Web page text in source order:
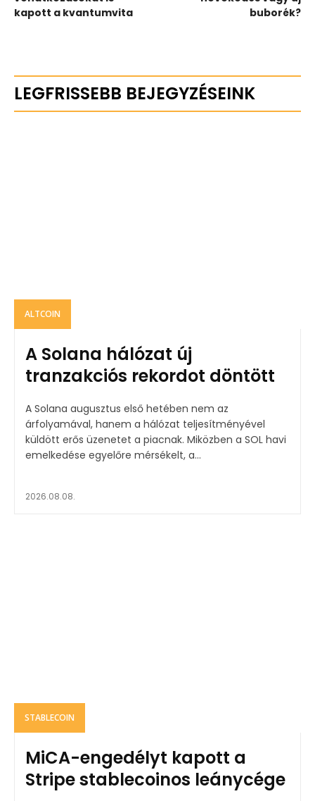
kapott a kvantumvita
buborék?
LEGFRISSEBB BEJEGYZÉSEINK
ALTCOIN
A Solana hálózat új
tranzakciós rekordot döntött
A Solana augusztus első hetében nem az
árfolyamával, hanem a hálózat teljesítményével
küldött erős üzenetet a piacnak. Miközben a SOL havi
emelkedése egyelőre mérsékelt, a...
2026.08.08.
STABLECOIN
MiCA-engedélyt kapott a
Stripe stablecoinos leánycége